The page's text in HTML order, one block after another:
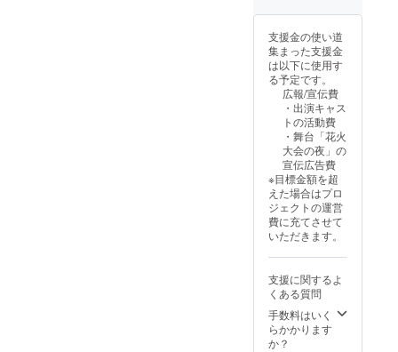
ルフォ
確認、
または
別の
メール
アドレ
スでご
連絡く
ださ
い。 ※
おひと
り様、
何口で
もご支
援いた
だけま
お願い
いたし
ます。
アドレ
スでご
連絡く
ださ
い。 ※
おひと
り様、
何口で
もご支
援いた
だけま
す。 よ
ろしく
お願い
いたし
各種飲
食店の
テイク
アウト
などを
予定し
ており
ます。
このリ
ターン
では、
お礼と
してご
支援へ
の感謝
の気持
ちを込
めた
メール
でお届
けしま
す。 ま
た頂い
前日に
Zoomの
リンク
をメー
ルにて
お送り
させて
頂きま
す。
【お願
い】 ※
キャリ
アメー
ル
（@doc
omo.ne.
jp／
@ezwe
b.ne.jp
／
@softb
ank.ne.j
p 等）
と思い
ます。
もちろ
ん参加
者の皆
様から
のQ&A
にもお
答えさ
せて頂
きま
す。 日
程は
2025年
9月13日
（土）
11：
00〜
予定。
場所は
宮崎市
内の飲
いたし
【リ
ターン
内容】
・舞台
「花火
大会の
夜」の
パンフ
レット
にお名
前掲載
・サイ
ンメッ
セージ
付きポ
スター1
楽屋及
び舞台
ツアー
（公演
日の楽
支援金の使い道
集まった支援金
は以下に使用す
る予定です。
広報/宣伝費
・出演キャス
トの活動費
・舞台「花火
大会の夜」の
宣伝広告費
※目標金額を超
えた場合はプロ
ジェクトの運営
費に充てさせて
いただきます。
支援に関するよ
くある質問
手数料はいく
らかかります
か？